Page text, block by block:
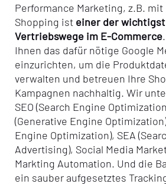
Performance Marketing, z.B. mit
Shopping ist einer der
Vertriebswege im E-Commerce
Ihnen das dafür nötige Google
einzurichten, um die
verwalten und betreuen Ihre
Kampagnen nachhaltig. Wir
SEO (Search Engine
(Generative Engine
Engine Optimization), SEA
Advertising), Social Media
Markting Automation. Und die
ein sauber aufgesetztes